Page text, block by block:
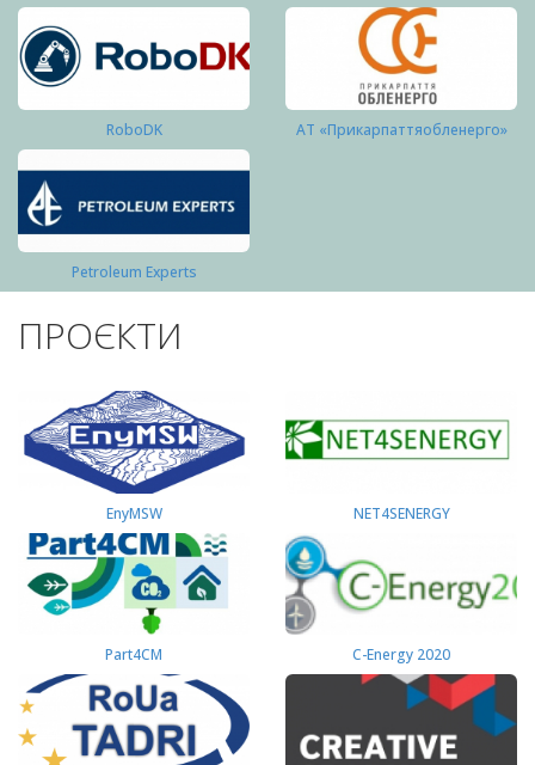
RoboDK АТ «Прикарпаттяобленерго»
Petroleum Experts
ПРОЄКТИ
EnyMSW NET4SENERGY
Part4СМ C-Energy 2020